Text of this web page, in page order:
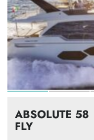
ABSOLUTE 58
FLY